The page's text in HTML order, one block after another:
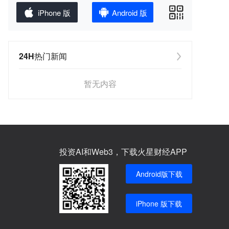
iPhone 版 Android 版
24H热门新闻
暂无内容
投资AI和Web3，下载火星财经APP
Android版下载
iPhone 版下载